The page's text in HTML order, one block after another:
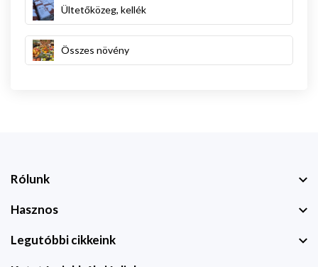
Ültetőközeg, kellék
Összes növény
Rólunk
Hasznos
Legutóbbi cikkeink